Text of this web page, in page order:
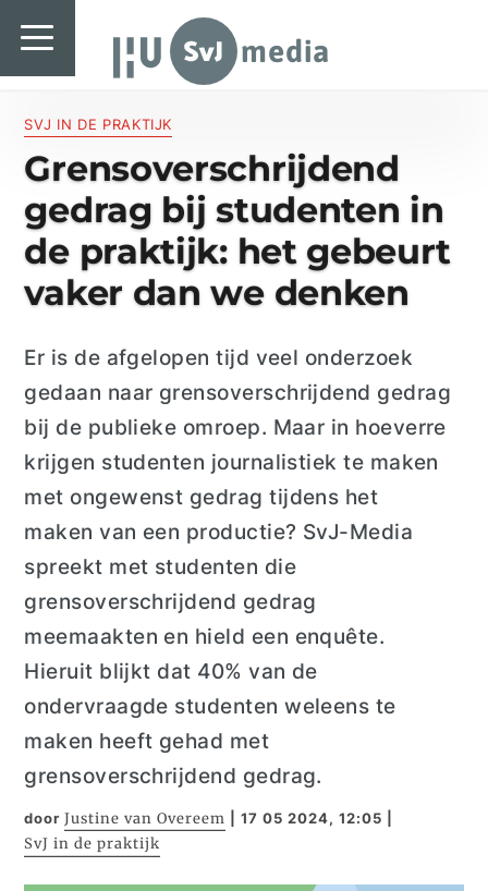
SvJ media
SVJ IN DE PRAKTIJK
Grensoverschrijdend
gedrag bij studenten in
de praktijk: het gebeurt
vaker dan we denken
Er is de afgelopen tijd veel onderzoek
gedaan naar grensoverschrijdend gedrag
bij de publieke omroep. Maar in hoeverre
krijgen studenten journalistiek te maken
met ongewenst gedrag tijdens het
maken van een productie? SvJ-Media
spreekt met studenten die
grensoverschrijdend gedrag
meemaakten en hield een enquête.
Hieruit blijkt dat 40% van de
ondervraagde studenten weleens te
maken heeft gehad met
grensoverschrijdend gedrag.
doorJustine van Overeem |17 05 2024, 12:05
SvJ in de praktijk
SvJ media
Landelijk
Regionaal
Specials & International
In de praktijk
Introductiefestival
Agenda & Vacatures